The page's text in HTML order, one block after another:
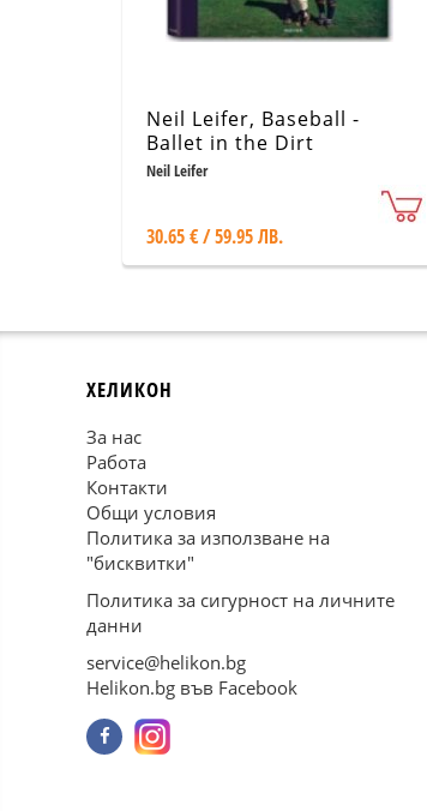
Neil Leifer, Baseball -
Ballet in the Dirt
Neil Leifer
30.65 € / 59.95 ЛВ.
ХЕЛИКОН
За нас
Работа
Контакти
Общи условия
Политика за използване на
"бисквитки"
Политика за сигурност на личните
данни
service@helikon.bg
Helikon.bg във Facebook